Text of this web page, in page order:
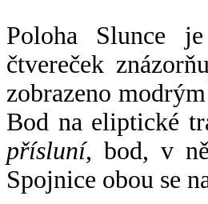
Poloha Slunce
čtvereček
zobrazeno
Bod na eliptické
přísluní, bod, v
Spojnice obou se